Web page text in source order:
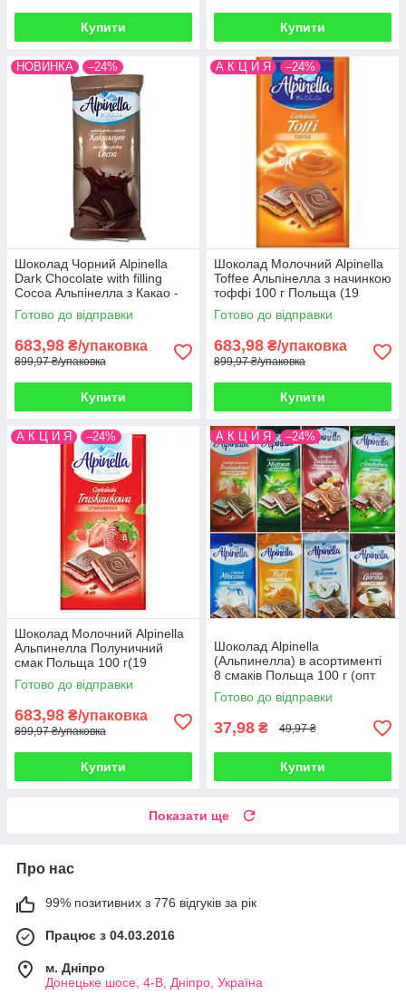
Купити Купити
НОВИНКА –24%
Шоколад Чорний Alpinella
Dark Chocolate with filling
Cocoa Альпінелла з Какао -
Начинкою 100 г Польща (19
шт/1 уп)
Готово до відправки
683,98 ₴/упаковка
899,97 ₴/упаковка
Купити
А К Ц И Я –24%
Шоколад Молочний Alpinella
Toffee Альпінелла з начинкою
тоффі 100 г Польща (19
шт./1уп)
Готово до відправки
683,98 ₴/упаковка
899,97 ₴/упаковка
Купити
А К Ц И Я –24%
Шоколад Молочний Alpinella
Альпинелла Полуничний
смак Польща 100 г(19
шт/1уп)
Готово до відправки
683,98 ₴/упаковка
899,97 ₴/упаковка
Купити
А К Ц И Я –24%
Шоколад Alpinella
(Альпинелла) в асортименті
8 смаків Польща 100 г (опт
24 шт)
Готово до відправки
37,98 ₴ 49,97 ₴
Купити
Показати ще
Про нас
99% позитивних з 776 відгуків за рік
Працює з 04.03.2016
м. Дніпро
Донецьке шосе, 4-В, Дніпро, Україна